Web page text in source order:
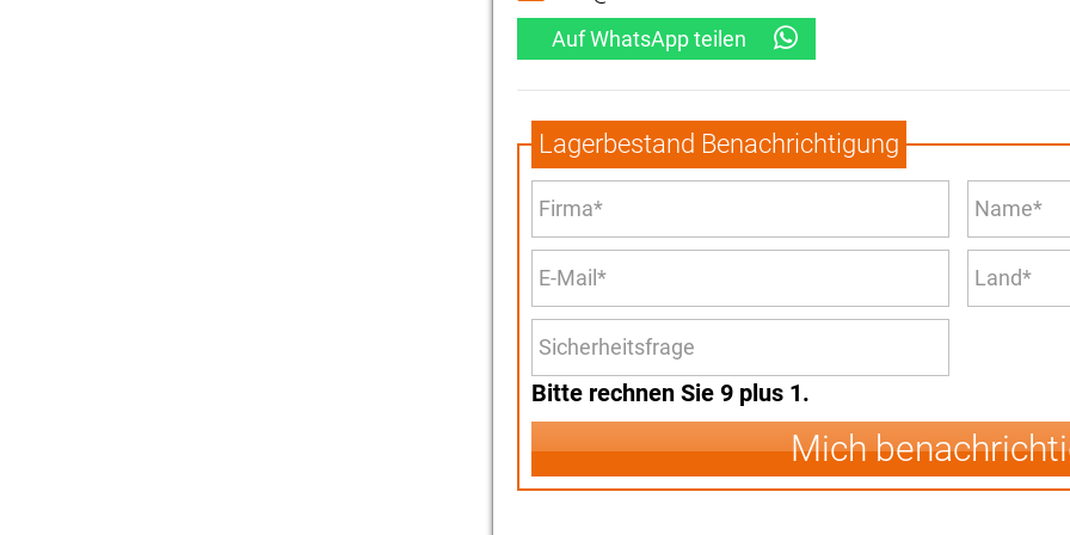
Auf WhatsApp teilen
Lagerbestand Benachrichtigung
Bitte rechnen Sie 9 plus 1.
Mich